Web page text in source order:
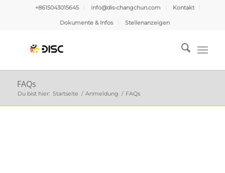
+8615043015645 info@dis-changchun.com Kontakt
Dokumente & Infos Stellenanzeigen
FAQs
Du bist hier: Startseite / Anmeldung / FAQs